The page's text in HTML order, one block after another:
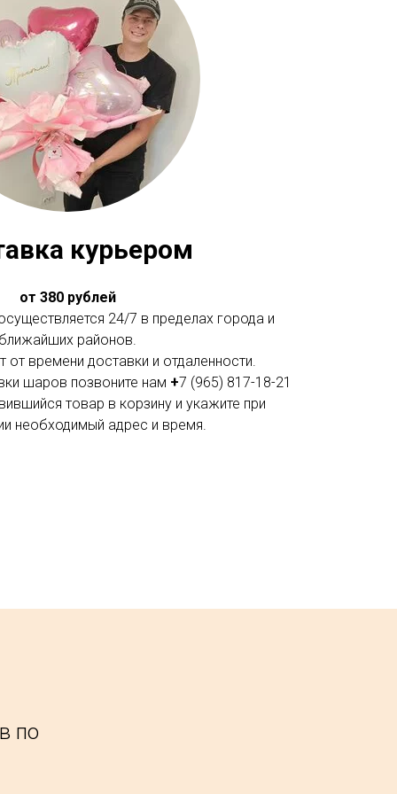
курьером
от 380 рублей
24/7 в пределах города и
ближайших районов.
от времени доставки и отдаленности.
шаров позвоните нам +7 (965) 817-18-21
товар в корзину и укажите при
необходимый адрес и время.
по